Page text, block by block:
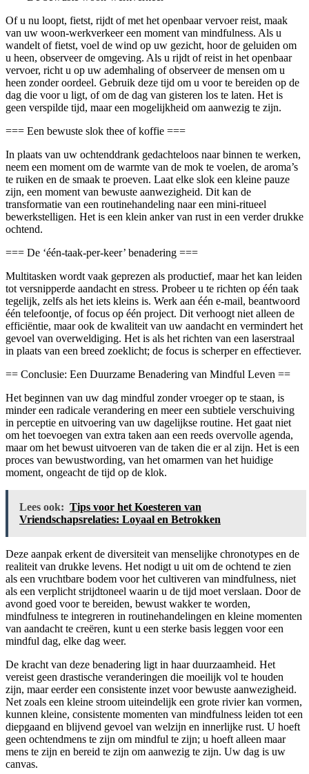
Of u nu loopt, fietst, rijdt of met het openbaar vervoer reist, maak
van uw woon-werkverkeer een moment van mindfulness. Als u
wandelt of fietst, voel de wind op uw gezicht, hoor de geluiden om
u heen, observeer de omgeving. Als u rijdt of reist in het openbaar
vervoer, richt u op uw ademhaling of observeer de mensen om u
heen zonder oordeel. Gebruik deze tijd om u voor te bereiden op de
dag die voor u ligt, of om de dag van gisteren los te laten. Het is
geen verspilde tijd, maar een mogelijkheid om aanwezig te zijn.
=== Een bewuste slok thee of koffie ===
In plaats van uw ochtenddrank gedachteloos naar binnen te werken,
neem een moment om de warmte van de mok te voelen, de aroma’s
te ruiken en de smaak te proeven. Laat elke slok een kleine pauze
zijn, een moment van bewuste aanwezigheid. Dit kan de
transformatie van een routinehandeling naar een mini-ritueel
bewerkstelligen. Het is een klein anker van rust in een verder drukke
ochtend.
=== De ‘één-taak-per-keer’ benadering ===
Multitasken wordt vaak geprezen als productief, maar het kan leiden
tot versnipperde aandacht en stress. Probeer u te richten op één taak
tegelijk, zelfs als het iets kleins is. Werk aan één e-mail, beantwoord
één telefoontje, of focus op één project. Dit verhoogt niet alleen de
efficiëntie, maar ook de kwaliteit van uw aandacht en vermindert het
gevoel van overweldiging. Het is als het richten van een laserstraal
in plaats van een breed zoeklicht; de focus is scherper en effectiever.
== Conclusie: Een Duurzame Benadering van Mindful Leven ==
Het beginnen van uw dag mindful zonder vroeger op te staan, is
minder een radicale verandering en meer een subtiele verschuiving
in perceptie en uitvoering van uw dagelijkse routine. Het gaat niet
om het toevoegen van extra taken aan een reeds overvolle agenda,
maar om het bewust uitvoeren van de taken die er al zijn. Het is een
proces van bewustwording, van het omarmen van het huidige
moment, ongeacht de tijd op de klok.
Lees ook: Tips voor het Koesteren van
Vriendschapsrelaties: Loyaal en Betrokken
Deze aanpak erkent de diversiteit van menselijke chronotypes en de
realiteit van drukke levens. Het nodigt u uit om de ochtend te zien
als een vruchtbare bodem voor het cultiveren van mindfulness, niet
als een verplicht strijdtoneel waarin u de tijd moet verslaan. Door de
avond goed voor te bereiden, bewust wakker te worden,
mindfulness te integreren in routinehandelingen en kleine momenten
van aandacht te creëren, kunt u een sterke basis leggen voor een
mindful dag, elke dag weer.
De kracht van deze benadering ligt in haar duurzaamheid. Het
vereist geen drastische veranderingen die moeilijk vol te houden
zijn, maar eerder een consistente inzet voor bewuste aanwezigheid.
Net zoals een kleine stroom uiteindelijk een grote rivier kan vormen,
kunnen kleine, consistente momenten van mindfulness leiden tot een
diepgaand en blijvend gevoel van welzijn en innerlijke rust. U hoeft
geen ochtendmens te zijn om mindful te zijn; u hoeft alleen maar
mens te zijn en bereid te zijn om aanwezig te zijn. Uw dag is uw
canvas.